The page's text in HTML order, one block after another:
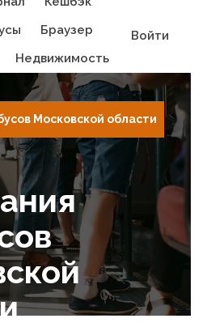
Браузер
Недвижимость
Войти
Московской области